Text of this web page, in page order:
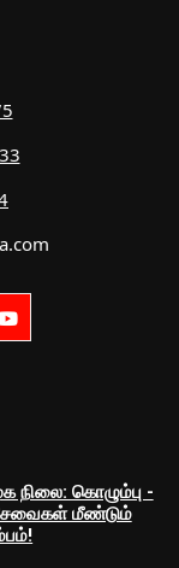
நிலை: கொழும்பு -
மீண்டும்